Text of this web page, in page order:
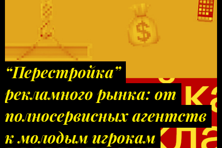
“Перестройка”
рекламного рынка: от
полносервисных агентств
к молодым игрокам